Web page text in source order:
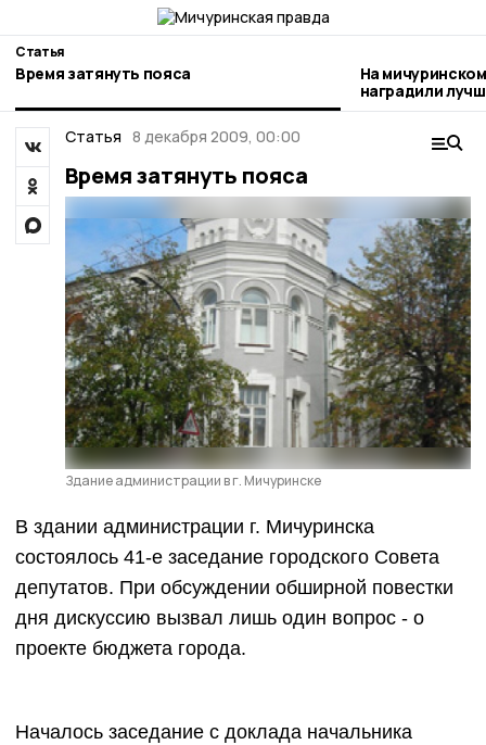
Статья
Время затянуть пояса
На
наградили
Статья 8 декабря 2009, 00:00
Время затянуть пояса
Здание администрации в г. Мичуринске
В здании администрации г. Мичуринска
состоялось 41-е заседание городского Совета
депутатов. При обсуждении обширной повестки
дня дискуссию вызвал лишь один вопрос - о
проекте бюджета города.
Началось заседание с доклада начальника